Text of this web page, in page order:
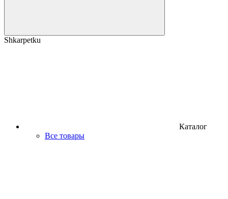
Shkarpetku
Каталог
Все товары